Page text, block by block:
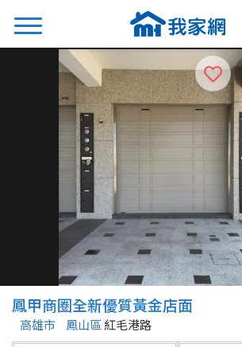
熱門關鍵字
2026 台北降價好屋限量釋出
2026 新北降價
2026 台中降價好屋限量釋出
2026 台南降價
2026 高雄降價好屋限量釋出
縣市
不限
區域
鳳甲商圈全新優質黃金店面
高雄市 鳳山區 紅毛港路